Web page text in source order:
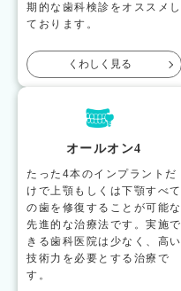
期的な歯科検診をオススメし
ております。
くわしく見る
オールオン4
たった4本のインプラントだ
けで上顎もしくは下顎すべて
の歯を修復することが可能な
先進的な治療法です。実施で
きる歯科医院は少なく、高い
技術力を必要とする治療で
す。